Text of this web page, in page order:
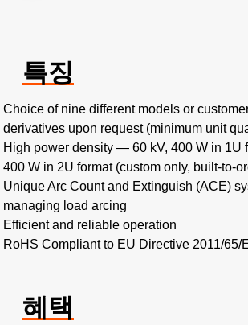
특징
Choice of nine different models or
derivatives upon request (minimum unit
High power density — 60 kV, 400 W in 1U
400 W in 2U format (custom only, built-to-
Unique Arc Count and Extinguish (ACE)
managing load arcing
Efficient and reliable operation
RoHS Compliant to EU Directive 2011/65/
혜택